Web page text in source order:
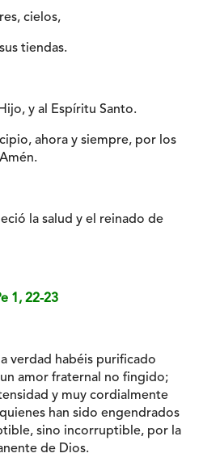
cielos,
tiendas.
y al Espíritu Santo.
ahora y siempre, por los
la salud y el reinado de
1, 22-23
verdad habéis purificado
amor fraternal no fingido;
y muy cordialmente
han sido engendrados
sino incorruptible, por la
de Dios.